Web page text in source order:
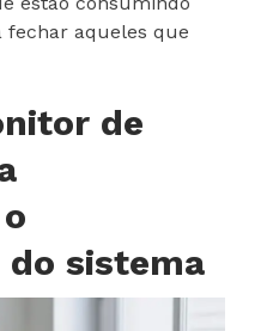
aqueles que
de
do sistema